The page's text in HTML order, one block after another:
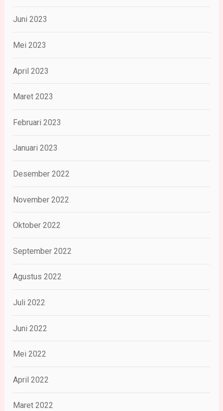
Juni 2023
Mei 2023
April 2023
Maret 2023
Februari 2023
Januari 2023
Desember 2022
November 2022
Oktober 2022
September 2022
Agustus 2022
Juli 2022
Juni 2022
Mei 2022
April 2022
Maret 2022